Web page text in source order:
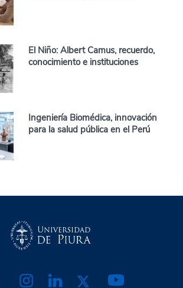
El Niño: Albert Camus, recuerdo,
conocimiento e instituciones
Ingeniería Biomédica, innovación
para la salud pública en el Perú